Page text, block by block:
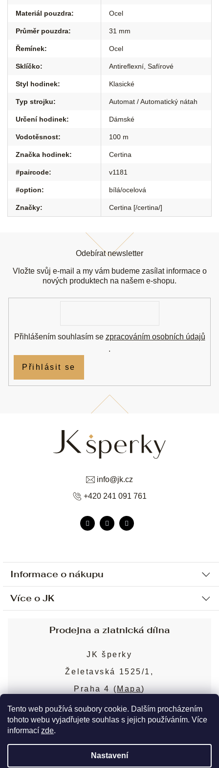
Tento web používá soubory cookie. Dalším procházením
tohoto webu vyjadřujete souhlas s jejich používáním. Více
informací zde.
Nastavení
Materiál pouzdra: Ocel
Průměr pouzdra: 31 mm
Řemínek: Ocel
Sklíčko: Antireflexní Safírové
Styl hodinek: Klasické
Typ strojku: Automat / Automatický nátah
Určení hodinek: Dámské
Vodotěsnost: 100 m
Značka hodinek: Certina
#paircode: v1181
#option: bílá/ocelová
Značky: Certina [/certina/]
Informace o nákupu
Ochrana osobních údajů
Sjednání osobní schůzky
Obchodní podmínky
Puncovní značky
Více o JK
Blog
Nejčastější dotazy
info@jk.cz
+420 241 091 761
Odebírat newsletter
Vložte svůj e-mail a my vám budeme zasílat informace o
nových produktech na našem e-shopu.
Přihlášením souhlasím se zpracováním osobních údajů
.
Přihlásit se
Prodejna a zlatnická dílna
JK šperky
Želetavská 1525/1,
Praha 4 ( Mapa)
Více o prodejně
Copyright 2026JK šperky. Všechna práva
Upravit nastavení cookies